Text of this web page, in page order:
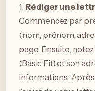
1. Rédiger une
Commencez par
(nom, prénom,
page. Ensuite,
(Basic Fit) et son
informations. Après